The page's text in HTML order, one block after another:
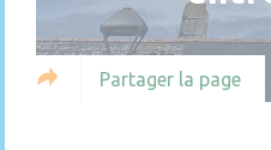
Partager la page